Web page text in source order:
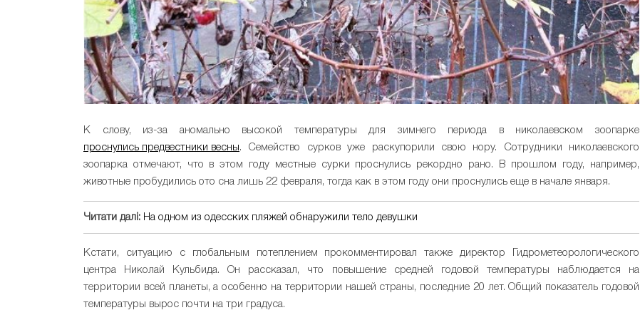
К слову, из-за аномально высокой температуры для зимнего периода в николаевском зоопарке
проснулись предвестники весны. Семейство сурков уже раскупорили свою нору. Сотрудники николаевского
зоопарка отмечают, что в этом году местные сурки проснулись рекордно рано. В прошлом году, например,
животные пробудились ото сна лишь 22 февраля, тогда как в этом году они проснулись еще в начале января.
Читати далі: На одном из одесских пляжей обнаружили тело девушки
Кстати, ситуацию с глобальным потеплением прокомментировал также директор Гидрометеорологического
центра Николай Кульбида. Он рассказал, что повышение средней годовой температуры наблюдается на
территории всей планеты, а особенно на территории нашей страны, последние 20 лет. Общий показатель годовой
температуры вырос почти на три градуса.